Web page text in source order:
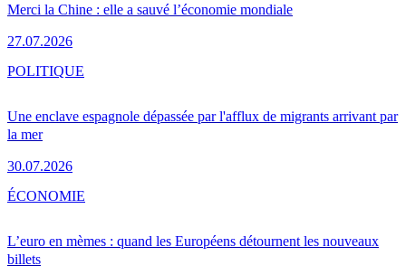
Merci la Chine : elle a sauvé l’économie mondiale
27.07.2026
Une enclave espagnole dépassée par l'afflux de migrants arrivant par
la mer
30.07.2026
POLITIQUE
L’euro en mèmes : quand les Européens détournent les nouveaux
billets
ÉCONOMIE